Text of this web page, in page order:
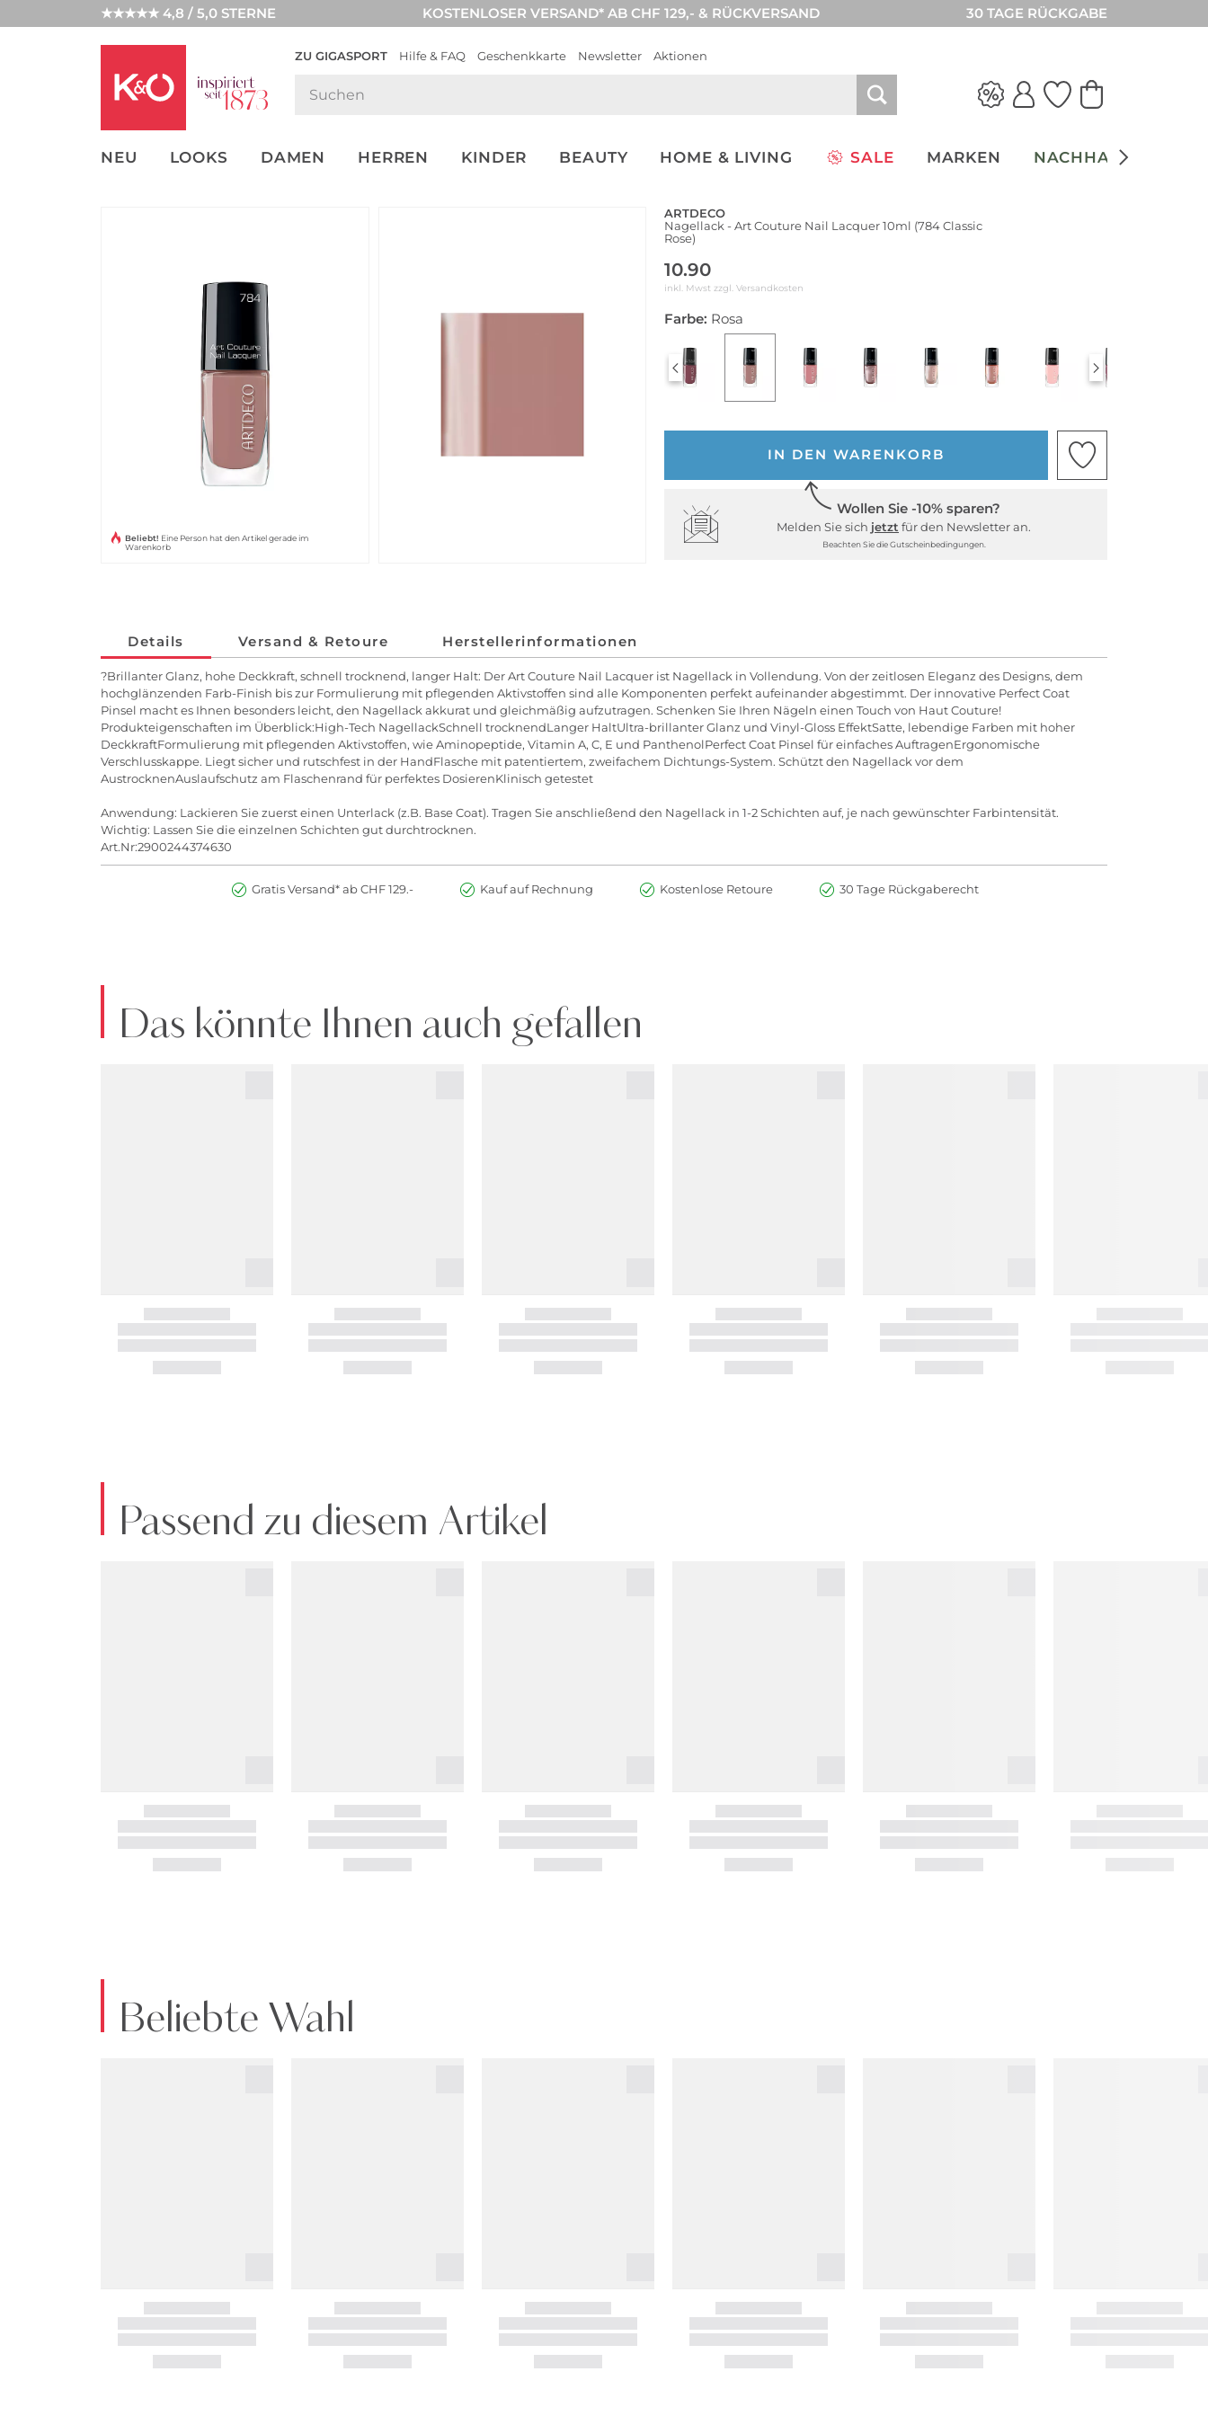
★★★★★ 4,8 / 5,0 STERNE KOSTENLOSER VERSAND* AB CHF 129,- & RÜCKVERSAND 30 TAGE RÜCKGABE
ZU GIGASPORT Hilfe & FAQ Geschenkkarte Newsletter Aktionen
NEU LOOKS DAMEN HERREN KINDER BEAUTY HOME & LIVING SALE MARKEN NACHHALTIGKEIT
NEW IN
WEDDING
Beliebt! Eine Person hat den Artikel gerade im
Warenkorb
ARTDECO
Nagellack - Art Couture Nail Lacquer 10ml (784 Classic
Rose)
10.90
inkl. Mwst zzgl. Versandkosten
Farbe: Rosa
IN DEN WARENKORB
Wollen Sie -10% sparen?
Melden Sie sich jetzt für den Newsletter an.
Beachten Sie die Gutscheinbedingungen.
Details Versand & Retoure Herstellerinformationen
?Brillanter Glanz, hohe Deckkraft, schnell trocknend, langer Halt: Der Art Couture Nail Lacquer ist Nagellack in Vollendung. Von der zeitlosen Eleganz des Designs, dem
hochglänzenden Farb-Finish bis zur Formulierung mit pflegenden Aktivstoffen sind alle Komponenten perfekt aufeinander abgestimmt. Der innovative Perfect Coat
Pinsel macht es Ihnen besonders leicht, den Nagellack akkurat und gleichmäßig aufzutragen. Schenken Sie Ihren Nägeln einen Touch von Haut Couture!
Produkteigenschaften im Überblick:High-Tech NagellackSchnell trocknendLanger HaltUltra-brillanter Glanz und Vinyl-Gloss EffektSatte, lebendige Farben mit hoher
DeckkraftFormulierung mit pflegenden Aktivstoffen, wie Aminopeptide, Vitamin A, C, E und PanthenolPerfect Coat Pinsel für einfaches AuftragenErgonomische
Verschlusskappe. Liegt sicher und rutschfest in der HandFlasche mit patentiertem, zweifachem Dichtungs-System. Schützt den Nagellack vor dem
AustrocknenAuslaufschutz am Flaschenrand für perfektes DosierenKlinisch getestet
Anwendung: Lackieren Sie zuerst einen Unterlack (z.B. Base Coat). Tragen Sie anschließend den Nagellack in 1-2 Schichten auf, je nach gewünschter Farbintensität.
Wichtig: Lassen Sie die einzelnen Schichten gut durchtrocknen.
Art.Nr:2900244374630
Gratis Versand* ab CHF 129.- Kauf auf Rechnung Kostenlose Retoure 30 Tage Rückgaberecht
Das könnte Ihnen auch gefallen
Passend zu diesem Artikel
Beliebte Wahl